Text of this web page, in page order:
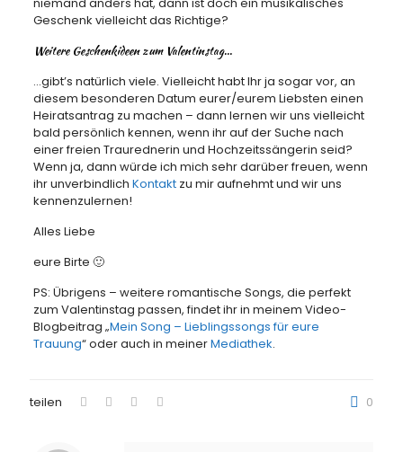
Geschenk vielleicht das Richtige?
Weitere Geschenkideen zum Valentinstag…
…gibt’s natürlich viele. Vielleicht habt Ihr ja sogar vor, an
diesem besonderen Datum eurer/eurem Liebsten einen
Heiratsantrag zu machen – dann lernen wir uns vielleicht
bald persönlich kennen, wenn ihr auf der Suche nach
einer freien Traurednerin und Hochzeitssängerin seid?
Wenn ja, dann würde ich mich sehr darüber freuen, wenn
ihr unverbindlich Kontaktzu mir aufnehmt und wir uns
kennenzulernen!
Alles Liebe
eure Birte 🙂
PS: Übrigens – weitere romantische Songs, die perfekt
zum Valentinstag passen, findet ihr in meinem Video-
Blogbeitrag „Mein Song – Lieblingssongs für eure
Trauung“ oder auch in meinerMediathek.
teilen 0